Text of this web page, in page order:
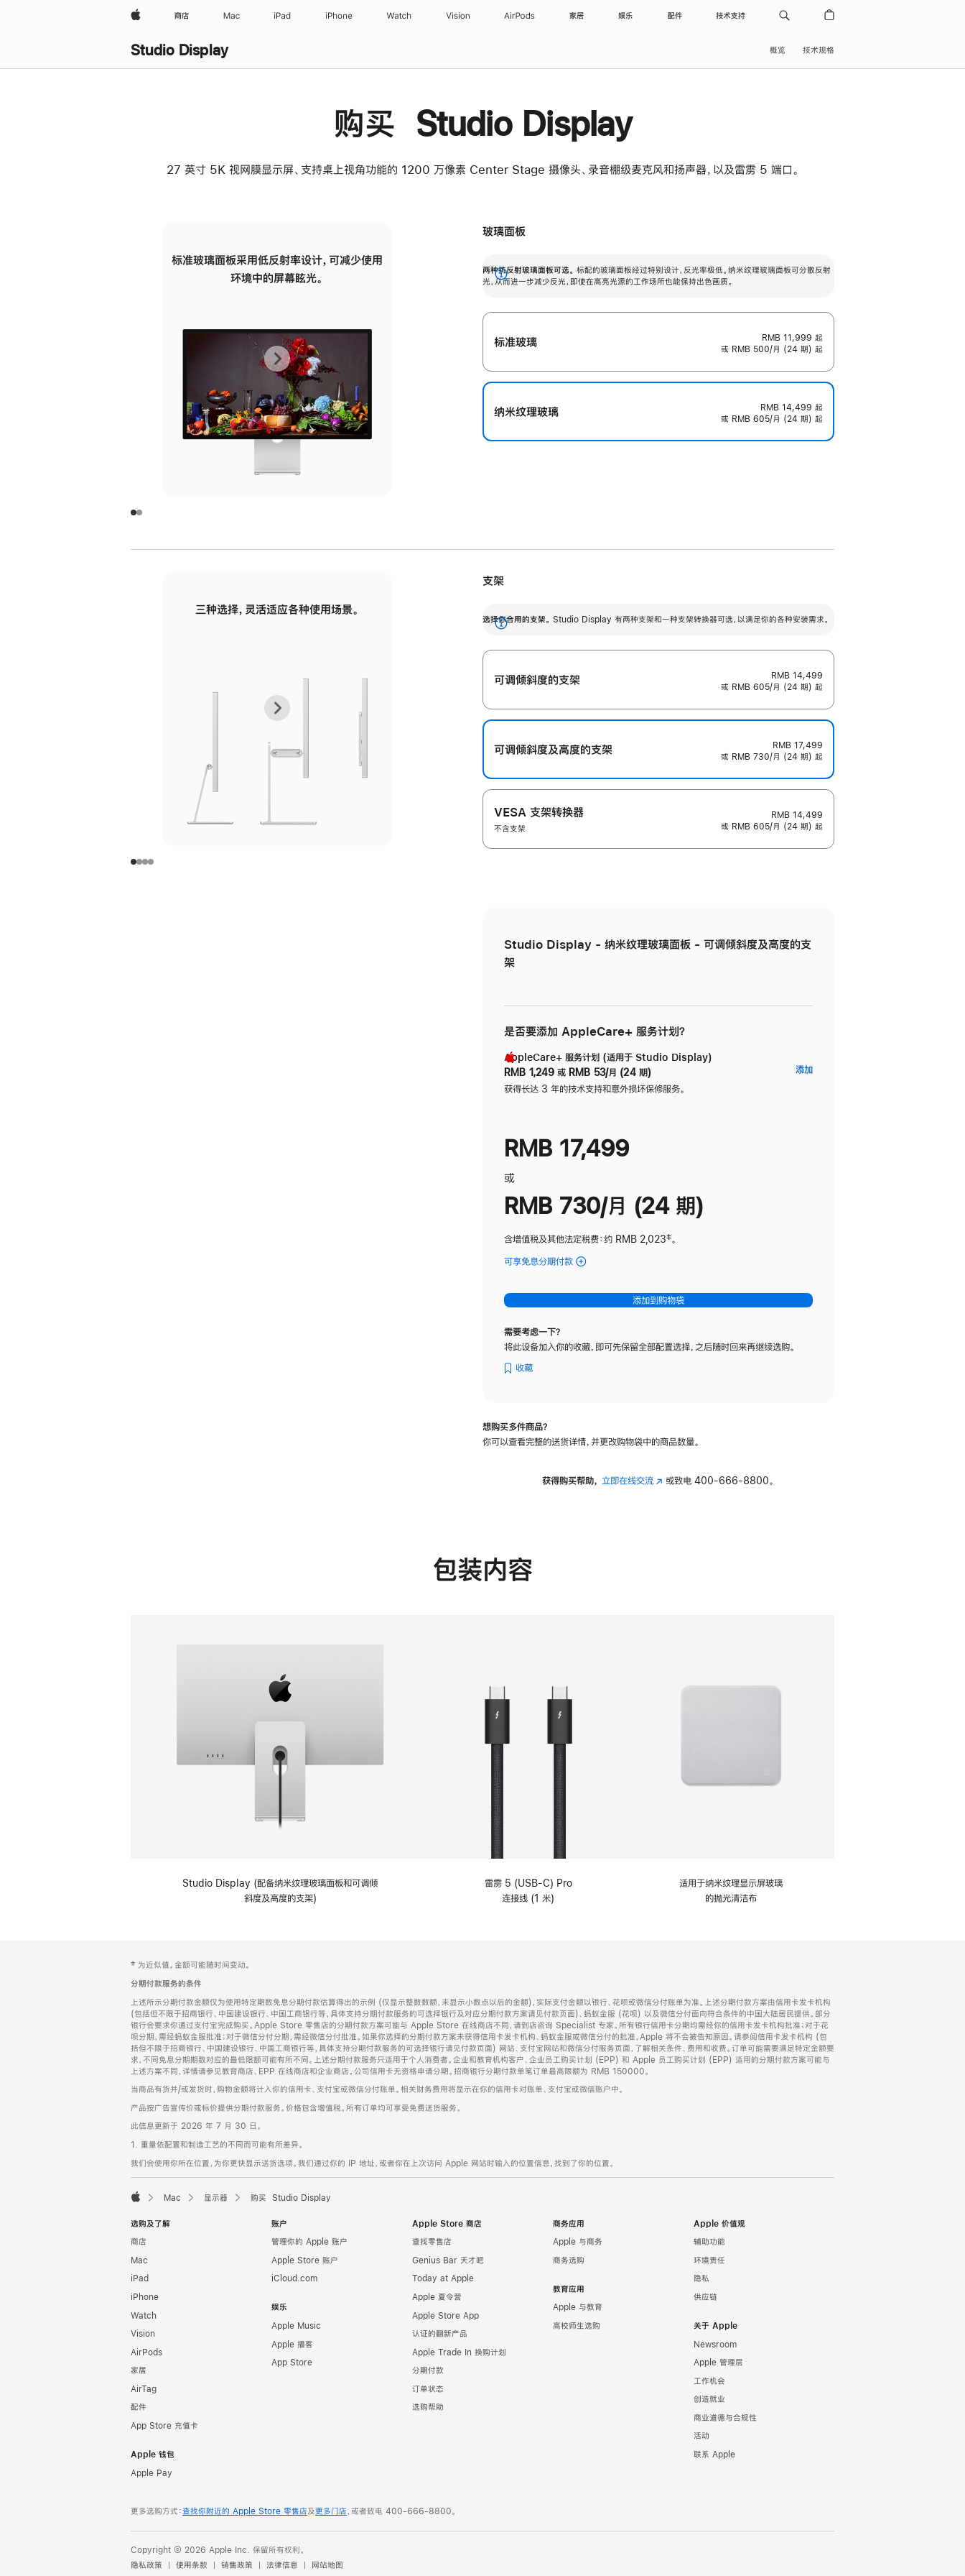
Apple 商店 Mac iPad iPhone Watch Vision AirPods 家居 娱乐 配件 技术支持
Studio Display 概览 技术规格
购买 Studio Display
27 英寸 5K 视网膜显示屏、支持桌上视角功能的 1200 万像素 Center Stage 摄像头、录音棚级麦克风和扬声器，以及雷雳 5 端口。
标准玻璃面板采用低反射率设计，可减少使用
环境中的屏幕眩光。
有高亮光源的场所使用，也能保持出色画质。
上
一
张
图
面
下
一
张
图
面
玻璃面板
两种抗反射玻璃面板可选。 标配的玻璃面板经过特别设计，反光率极低。纳米纹理玻璃面板可分散反射
光，从而进一步减少反光，即使在高亮光源的工作场所也能保持出色画质。
展
标准玻璃 RMB 11,999 起
或 RMB 500/月 (24 期) 起
纳米纹理玻璃 RMB 14,499 起
或 RMB 605/月 (24 期) 起
三种选择，灵活适应各种使用场景。
调节范围。
毫米的高度调节范围。
上
张
下
张
支架
选择你合用的支架。 Studio Display 有两种支架和一种支架转换器可选，以满足你的各种安装需求。
展
开
可调倾斜度的支架
RMB 14,499
或 RMB 605/月 (24 期) 起
可调倾斜度及高‍度的支‍架
RMB 17,499
或 RMB 730/月 (24 期) 起
VESA 支架转换器
不含支架
RMB 14,499
或 RMB 605/月 (24 期) 起
Studio Display - 纳米纹理玻璃面板 - 可调倾斜度及高度的支
架
是否要添加 AppleCare+ 服务计划？
AppleCare+ 服务计划 (适用于 Studio Display)
RMB 1,249 或 RMB 53/月 (24 期)
获得长达 3 年的技术支持和意外损坏保修服务。
添加
RMB 17,499
或
RMB 730/月 (24 期)
含增值税及其他法定税费：约 RMB 2,023脚
‡。
可享免息分期付款 (Studio
-
纳
理
可
斜
添加到购物袋
需要考虑一下？
将此设备加入你的收藏，即可先保留全部配置选择，之后随时回来再继续选购。
收藏
想购买多件商品？
你可以查看完整的送货详情，并更改购物袋中的商品数量。
获得购买帮助， 立即在线交流(在 或致电400-666-8800。
包装内容
Studio Display (配备纳米纹理玻璃面板和可调倾
斜度及高度的支架)
雷雳 5 (USB-C) Pro
连接线 (1 米)
适用于纳米纹理显示屏玻璃
的抛光清洁布
页
脚
注
‡ 为近似值。金额可能随时间变动。
分期付款服务的条件
上述所示分期付款金额仅为使用特定期数免息分期付款估算得出的示例 (仅显示整数数额，未显示小数点以后的金额)，实际支付金额以银行、花呗或微信分付账单为准。上述分期付款方案由信用卡发卡机构
(包括但不限于招商银行、中国建设银行、中国工商银行等，具体支持分期付款服务的可选择银行及对应分期付款方案请见付款页面)、蚂蚁金服 (花呗) 以及微信分付面向符合条件的中国大陆居民提供。部分
银行会要求你通过支付宝完成购买。Apple Store 零售店的分期付款方案可能与 Apple Store 在线商店不同，请到店咨询 Specialist 专家。所有银行信用卡分期均需经你的信用卡发卡机构批准；对于花
呗分期，需经蚂蚁金服批准；对于微信分付分期，需经微信分付批准。如果你选择的分期付款方案未获得信用卡发卡机构、蚂蚁金服或微信分付的批准，Apple 将不会被告知原因。请参阅信用卡发卡机构 (包
括但不限于招商银行、中国建设银行、中国工商银行等，具体支持分期付款服务的可选择银行请见付款页面) 网站、支付宝网站和微信分付服务页面，了解相关条件、费用和收费。订单可能需要满足特定金额要
求，不同免息分期期数对应的最低限额可能有所不同。上述分期付款服务只适用于个人消费者。企业和教育机构客户、企业员工购买计划 (EPP) 和 Apple 员工购买计划 (EPP) 适用的分期付款方案可能与
上述方案不同，详情请参见教育商店、EPP 在线商店和企业商店。公司信用卡无资格申请分期。招商银行分期付款单笔订单最高限额为 RMB 150000。
当商品有货并/或发货时，购物金额将计入你的信用卡、支付宝或微信分付账单。相关财务费用将显示在你的信用卡对账单、支付宝或微信账户中。
产品按广告宣传价或标价提供分期付款服务。价格包含增值税。所有订单均可享受免费送货服务。
此信息更新于 2026 年 7 月 30 日。
1. 重量依配置和制造工艺的不同而可能有所差异。
我们会使用你所在位置，为你更快显示送货选项。我们通过你的 IP 地址，或者你在上次访问 Apple 网站时输入的位置信息，找到了你的位置。
Mac 显示器 购买 Studio Display
选购及了解
商店
Mac
iPad
iPhone
Watch
Vision
AirPods
家居
AirTag
配件
App Store 充值卡
Apple 钱包
Apple Pay
账户
管理你的 Apple 账户
Apple Store 账户
iCloud.com
娱乐
Apple Music
Apple 播客
App Store
Apple Store 商店
查找零售店
Genius Bar 天才吧
Today at Apple
Apple 夏令营
Apple Store App
认证的翻新产品
Apple Trade In 换购计划
分期付款
订单状态
选购帮助
商务应用
Apple 与商务
商务选购
教育应用
Apple 与教育
高校师生选购
Apple 价值观
辅助功能
环境责任
隐私
供应链
关于 Apple
Newsroom
Apple 管理层
工作机会
创造就业
商业道德与合规性
活动
联系 Apple
更多选购方式：查找你附近的 Apple Store 零售店及更多门店，或者致电 400-666-8800。
Copyright © 2026 Apple Inc. 保留所有权利。
隐私政策
使用条款 销售政策 法律信息 网站地图